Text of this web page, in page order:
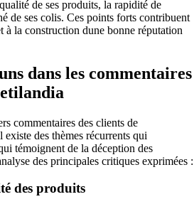
de ses produits, la rapidité de
de ses colis. Ces points forts contribuent
à la construction dune bonne réputation
dans les commentaires
commentaires des clients de
des thèmes récurrents qui
témoignent de la déception des
des principales critiques exprimées :
des produits